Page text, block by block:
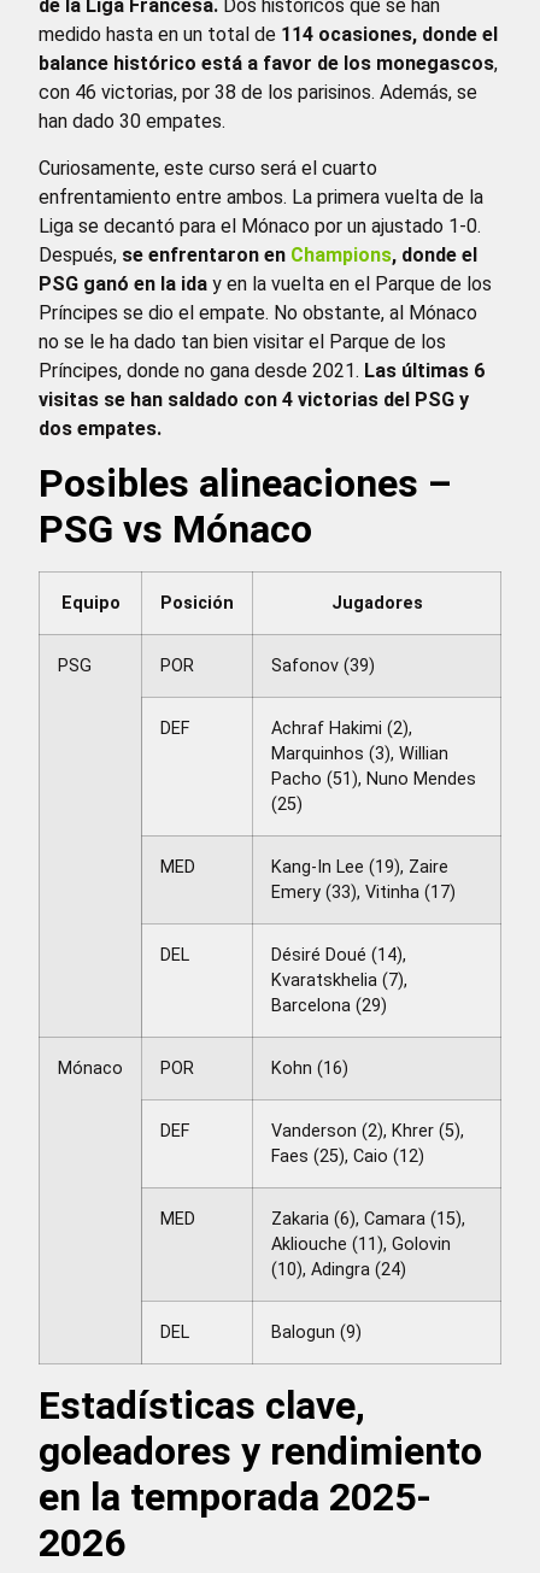
de la Liga Francesa. Dos históricos que se han
medido hasta en un total de 114 ocasiones, donde el
balance histórico está a favor de los monegascos,
con 46 victorias, por 38 de los parisinos. Además, se
han dado 30 empates.
Curiosamente, este curso será el cuarto
enfrentamiento entre ambos. La primera vuelta de la
Liga se decantó para el Mónaco por un ajustado 1-0.
Después, se enfrentaron en Champions, donde el
PSG ganó en la ida y en la vuelta en el Parque de los
Príncipes se dio el empate. No obstante, al Mónaco
no se le ha dado tan bien visitar el Parque de los
Príncipes, donde no gana desde 2021. Las últimas 6
visitas se han saldado con 4 victorias del PSG y
dos empates.
Posibles alineaciones –
PSG vs Mónaco
Equipo Posición Jugadores
PSG POR Safonov (39)
DEF
Achraf Hakimi (2),
Marquinhos (3), Willian
Pacho (51), Nuno Mendes
(25)
MED
Kang-In Lee (19), Zaire
Emery (33), Vitinha (17)
DEL
Désiré Doué (14),
Kvaratskhelia (7),
Barcelona (29)
Mónaco POR Kohn (16)
DEF
Vanderson (2), Khrer (5),
Faes (25), Caio (12)
MED
Zakaria (6), Camara (15),
Akliouche (11), Golovin
(10), Adingra (24)
DEL Balogun (9)
Estadísticas clave,
goleadores y rendimiento
en la temporada 2025-
2026